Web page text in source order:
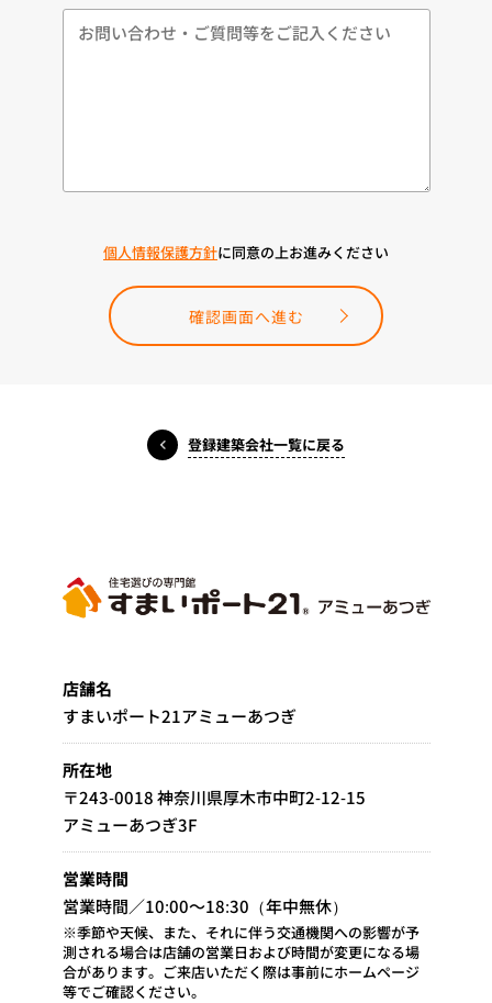
個人情報保護方針に同意の上お進みください
確認画面へ進む
登録建築会社一覧に戻る
店舗名
すまいポート21アミューあつぎ
所在地
〒243-0018 神奈川県厚木市中町2-12-15
アミューあつぎ3F
営業時間
営業時間／10:00～18:30（年中無休）
※季節や天候、また、それに伴う交通機関への影響が予
測される場合は店舗の営業日および時間が変更になる場
合があります。ご来店いただく際は事前にホームページ
等でご確認ください。